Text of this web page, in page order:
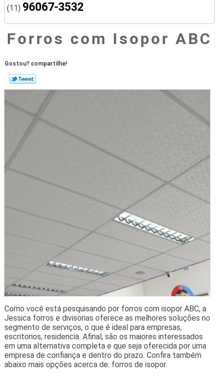
(11) 96067-3532
Forros com Isopor ABC
Gostou? compartilhe!
Como você está pesquisando por forros com isopor ABC, a
Jessica forros e divisorias oferece as melhores soluções no
segmento de serviços, o que é ideal para empresas,
escritorios, residencia. Afinal, são os maiores interessados
em uma alternativa completa e que seja oferecida por uma
empresa de confiança e dentro do prazo. Confira também
abaixo mais opções acerca de: forros de isopor.